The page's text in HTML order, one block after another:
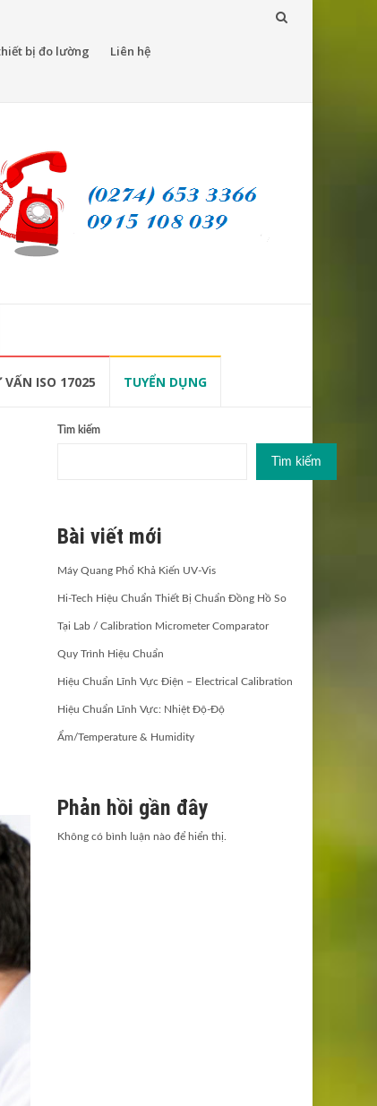
bị đo lường Liên hệ
VẤN ISO 17025 TUYỂN DỤNG
Tìm kiếm
Tìm kiếm
Bài viết mới
Máy Quang Phổ Khả Kiến UV-Vis
Hi-Tech Hiệu Chuẩn Thiết Bị Chuẩn Đồng Hồ So
Tại Lab / Calibration Micrometer Comparator
Quy Trình Hiệu Chuẩn
Hiệu Chuẩn Lĩnh Vực Điện – Electrical Calibration
Hiệu Chuẩn Lĩnh Vực: Nhiệt Độ-Độ
Ẩm/Temperature & Humidity
Phản hồi gần đây
Không có bình luận nào để hiển thị.